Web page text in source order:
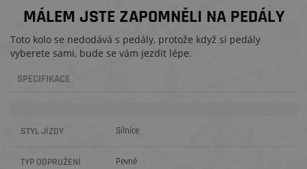
MÁLEM JSTE ZAPOMNĚLI NA PEDÁLY
Toto kolo se nedodává s pedály, protože když si pedály
vyberete sami, bude se vám jezdit lépe.
SPECIFIKACE
STYL JÍZDY Silnice
TYP ODPRUŽENÍ Pevné